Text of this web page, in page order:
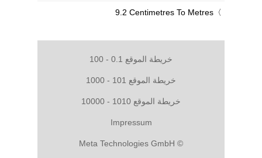
‎9.2 Centimetres To Metres
خريطة الموقع 0.1 - 100
خريطة الموقع 101 - 1000
خريطة الموقع 1010 - 10000
Impressum
© Meta Technologies GmbH